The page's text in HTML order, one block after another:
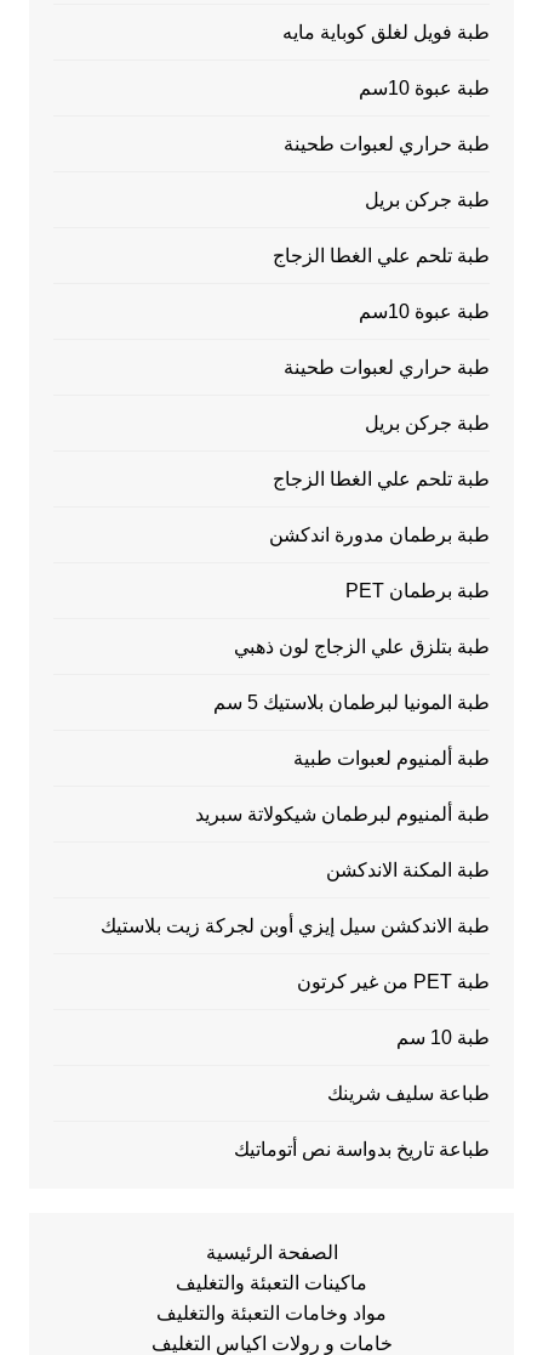
طبة فويل لغلق كوباية مايه
طبة عبوة 10سم
طبة حراري لعبوات طحينة
طبة جركن بريل
طبة تلحم علي الغطا الزجاج
طبة عبوة 10سم
طبة حراري لعبوات طحينة
طبة جركن بريل
طبة تلحم علي الغطا الزجاج
طبة برطمان مدورة اندكشن
طبة برطمان PET
طبة بتلزق علي الزجاج لون ذهبي
طبة المونيا لبرطمان بلاستيك 5 سم
طبة ألمنيوم لعبوات طبية
طبة ألمنيوم لبرطمان شيكولاتة سبريد
طبة المكنة الاندكشن
طبة الاندكشن سيل إيزي أوبن لجركة زيت بلاستيك
طبة PET من غير كرتون
طبة 10 سم
طباعة سليف شرينك
طباعة تاريخ بدواسة نص أتوماتيك
الصفحة الرئيسية
ماكينات التعبئة والتغليف
مواد وخامات التعبئة والتغليف
خامات و رولات اكياس التغليف